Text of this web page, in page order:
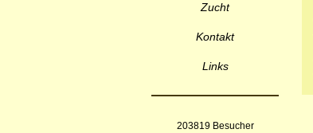
Zucht
Kontakt
Links
203819 Besucher